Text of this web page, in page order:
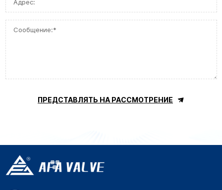
ПРЕДСТАВЛЯТЬ НА РАССМОТРЕНИЕ